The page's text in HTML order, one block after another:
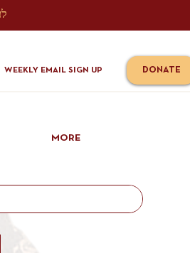
WEEKLY EMAIL SIGN UP DONATE
MORE